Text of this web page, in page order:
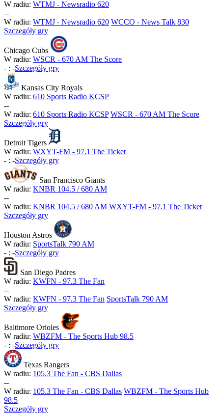
W radiu: WTMJ - Newsradio 620
--
W radiu: WTMJ - Newsradio 620 WCCO - News Talk 830
Szczegóły gry
Chicago Cubs
W radiu: WSCR - 670 AM The Score
- : -Szczegóły gry
Kansas City Royals
W radiu: 610 Sports Radio KCSP
--
W radiu: 610 Sports Radio KCSP WSCR - 670 AM The Score
Szczegóły gry
Detroit Tigers
W radiu: WXYT-FM - 97.1 The Ticket
- : -Szczegóły gry
San Francisco Giants
W radiu: KNBR 104.5 / 680 AM
--
W radiu: KNBR 104.5 / 680 AM WXYT-FM - 97.1 The Ticket
Szczegóły gry
Houston Astros
W radiu: SportsTalk 790 AM
- : -Szczegóły gry
San Diego Padres
W radiu: KWFN - 97.3 The Fan
--
W radiu: KWFN - 97.3 The Fan SportsTalk 790 AM
Szczegóły gry
Baltimore Orioles
W radiu: WBZFM - The Sports Hub 98.5
- : -Szczegóły gry
Texas Rangers
W radiu: 105.3 The Fan - CBS Dallas
--
W radiu: 105.3 The Fan - CBS Dallas WBZFM - The Sports Hub
98.5
Szczegóły gry